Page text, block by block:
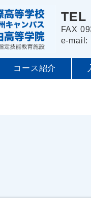
TEL
FAX
e-mail:
コース紹介